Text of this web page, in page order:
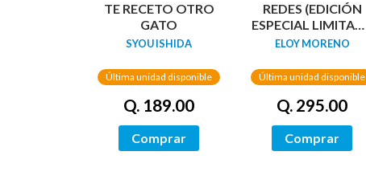
TE RECETO OTRO
GATO
SYOU ISHIDA
Última unidad disponible
Q. 189.00
Comprar
REDES (EDICIÓN
ESPECIAL LIMITADA
GUARDAS
NETWORKS
ELOY MORENO
Última unidad disponible
Q. 295.00
Comprar